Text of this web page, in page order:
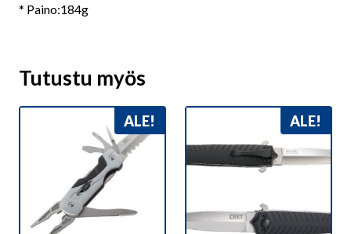
* Paino:184g
Tutustu myös
ALE! ALE!